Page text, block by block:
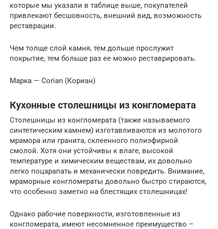
которые мы указали в таблице выше, покупателей
привлекают бесшовность, внешний вид, возможность
реставрации.
Чем толще слой камня, тем дольше прослужит
покрытие, тем больше раз ее можно реставрировать.
Марка — Corian (Кориан)
Кухонные столешницы из конгломерата
Столешницы из конгломерата (также называемого
синтетическим камнем) изготавливаются из молотого
мрамора или гранита, склеенного полиэфирной
смолой. Хотя они устойчивы к влаге, высокой
температуре и химическим веществам, их довольно
легко поцарапать и механически повредить. Внимание,
мраморные конгломераты довольно быстро стираются,
что особенно заметно на блестящих столешницах!
Однако рабочие поверхности, изготовленные из
конгломерата, имеют несомненное преимущество –